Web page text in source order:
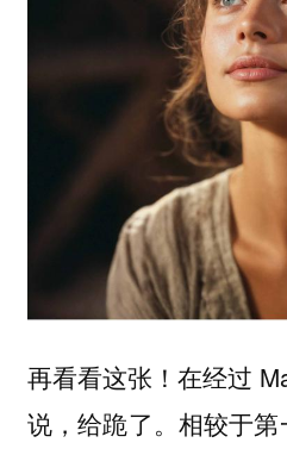
再看看这张！在经过
说，给跪了。相较于